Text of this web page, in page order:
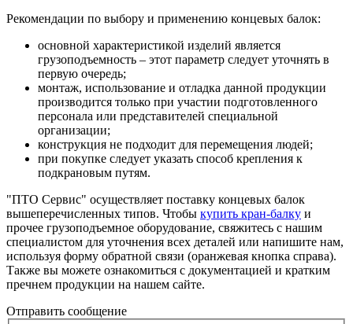
Рекомендации по выбору и применению концевых балок:
основной характеристикой изделий является
грузоподъемность – этот параметр следует уточнять в
первую очередь;
монтаж, использование и отладка данной продукции
производится только при участии подготовленного
персонала или представителей специальной
организации;
конструкция не подходит для перемещения людей;
при покупке следует указать способ крепления к
подкрановым путям.
"ПТО Сервис" осуществляет поставку концевых балок
вышеперечисленных типов. Чтобы купить кран-балку и
прочее грузоподъемное оборудование, свяжитесь с нашим
специалистом для уточнения всех деталей или напишите нам,
используя форму обратной связи (оранжевая кнопка справа).
Также вы можете ознакомиться с документацией и кратким
пречнем продукции на нашем сайте.
Отправить сообщение